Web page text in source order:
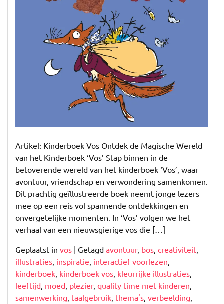
Artikel: Kinderboek Vos Ontdek de Magische Wereld
van het Kinderboek ‘Vos’ Stap binnen in de
betoverende wereld van het kinderboek ‘Vos’, waar
avontuur, vriendschap en verwondering samenkomen.
Dit prachtig geïllustreerde boek neemt jonge lezers
mee op een reis vol spannende ontdekkingen en
onvergetelijke momenten. In ‘Vos’ volgen we het
verhaal van een nieuwsgierige vos die […]
Geplaatst in vos | Getagd avontuur, bos, creativiteit,
illustraties, inspiratie, interactief voorlezen,
kinderboek, kinderboek vos, kleurrijke illustraties,
leeftijd, moed, plezier, quality time met kinderen,
samenwerking, taalgebruik, thema's, verbeelding,